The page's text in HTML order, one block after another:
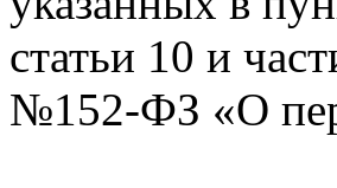
статьи 10 и
№152-ФЗ «О